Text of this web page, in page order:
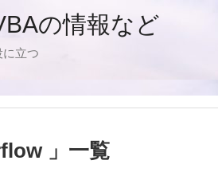
の情報など
立つ
」一覧